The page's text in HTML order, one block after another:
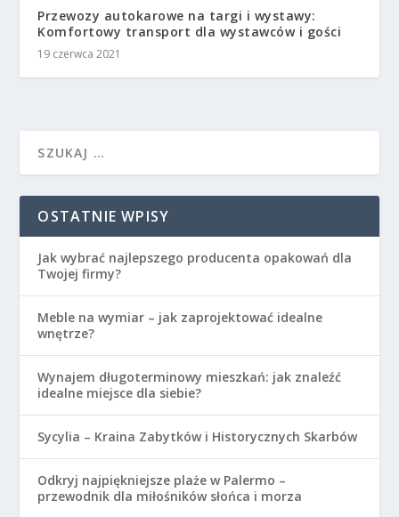
Przewozy autokarowe na targi i wystawy:
Komfortowy transport dla wystawców i gości
19 czerwca 2021
OSTATNIE WPISY
Jak wybrać najlepszego producenta opakowań dla
Twojej firmy?
Meble na wymiar – jak zaprojektować idealne
wnętrze?
Wynajem długoterminowy mieszkań: jak znaleźć
idealne miejsce dla siebie?
Sycylia – Kraina Zabytków i Historycznych Skarbów
Odkryj najpiękniejsze plaże w Palermo –
przewodnik dla miłośników słońca i morza